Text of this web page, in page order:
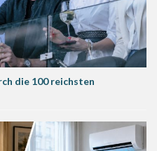
die 100 reichsten